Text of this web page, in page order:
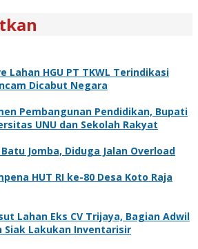
Lahan HGU PT TKWL Terindikasi
Dicabut Negara
Pembangunan Pendidikan, Bupati
UNU dan Sekolah Rakyat
Jomba, Diduga Jalan Overload
HUT RI ke-80 Desa Koto Raja
Lahan Eks CV Trijaya, Bagian Adwil
Siak Lakukan Inventarisir